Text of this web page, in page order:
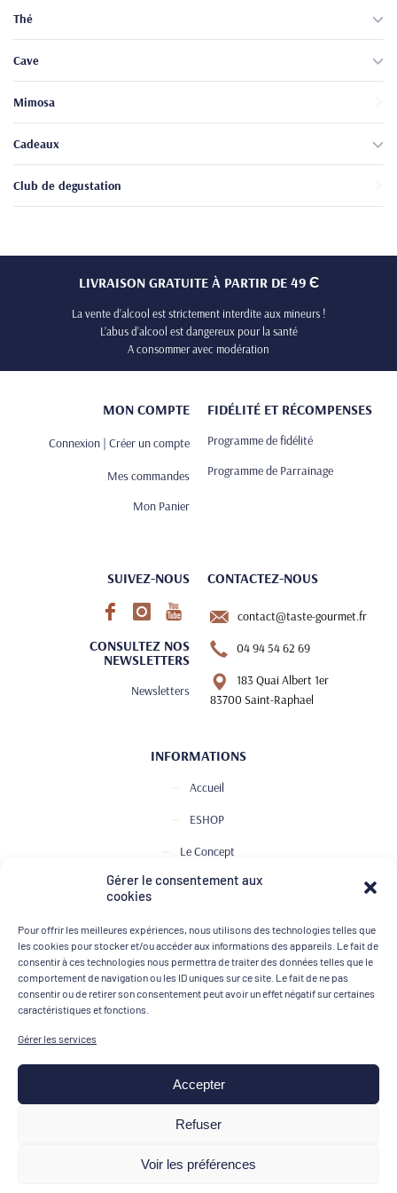
Gérer le consentement aux
cookies
Pour offrir les meilleures expériences, nous utilisons des technologies telles que
les cookies pour stocker et/ou accéder aux informations des appareils. Le fait de
consentir à ces technologies nous permettra de traiter des données telles que le
comportement de navigation ou les ID uniques sur ce site. Le fait de ne pas
consentir ou de retirer son consentement peut avoir un effet négatif sur certaines
caractéristiques et fonctions.
Gérer les services
Accepter
Refuser
Voir les préférences
Thé
Cave
Mimosa
Cadeaux
Club de degustation
LIVRAISON GRATUITE À PARTIR DE 49 Є
La vente d’alcool est strictement interdite aux mineurs !
L’abus d’alcool est dangereux pour la santé
A consommer avec modération
MON COMPTE
Connexion | Créer un compte
Mes commandes
Mon Panier
FIDÉLITÉ ET RÉCOMPENSES
Programme de fidélité
Programme de Parrainage
SUIVEZ-NOUS
CONSULTEZ NOS
NEWSLETTERS
Newsletters
CONTACTEZ-NOUS
contact@taste-gourmet.fr
04 94 54 62 69
183 Quai Albert 1er
83700 Saint-Raphael
INFORMATIONS
Accueil
ESHOP
Le Concept
Club de Dégustation
Contact
MOYENS DE PAIEMENT
Mentions légales
Politique de confidentialité